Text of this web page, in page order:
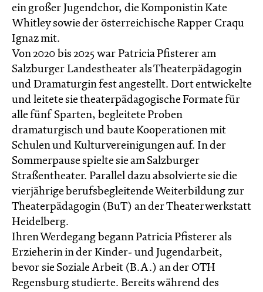
ein großer Jugendchor, die Komponistin Kate
Whitley sowie der österreichische Rapper Craqu
Ignaz mit.
Von 2020 bis 2025 war Patricia Pfisterer am
Salzburger Landestheater als Theaterpädagogin
und Dramaturgin fest angestellt. Dort entwickelte
und leitete sie theaterpädagogische Formate für
alle fünf Sparten, begleitete Proben
dramaturgisch und baute Kooperationen mit
Schulen und Kulturvereinigungen auf. In der
Sommerpause spielte sie am Salzburger
Straßentheater. Parallel dazu absolvierte sie die
vierjährige berufsbegleitende Weiterbildung zur
Theaterpädagogin (BuT) an der Theaterwerkstatt
Heidelberg.
Ihren Werdegang begann Patricia Pfisterer als
Erzieherin in der Kinder- und Jugendarbeit,
bevor sie Soziale Arbeit (B.A.) an der OTH
Regensburg studierte. Bereits während des